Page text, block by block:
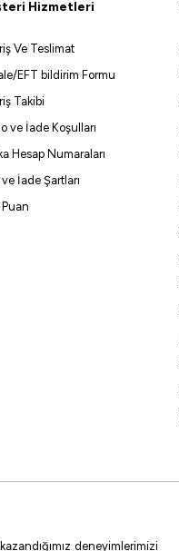
Hizmetleri
Ve Teslimat
EFT bildirim Formu
Takibi
ve İade Koşulları
Hesap Numaraları
İade Şartları
Puan
deneyimlerimizi